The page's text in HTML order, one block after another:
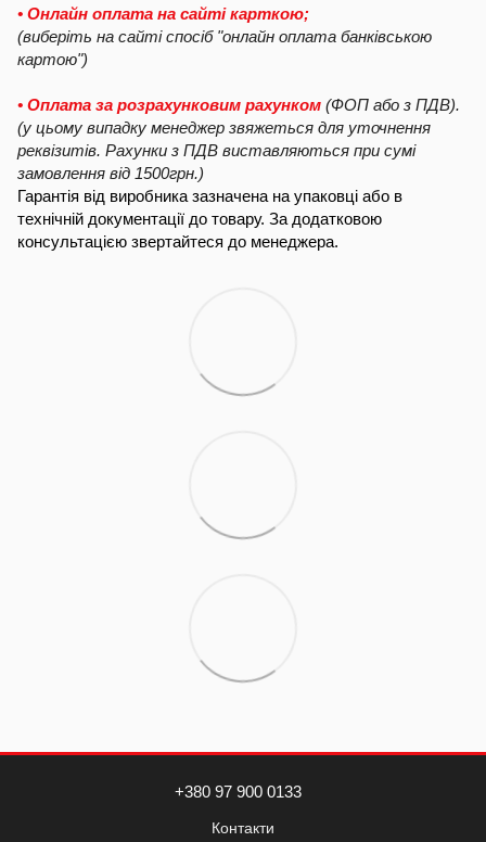
• Онлайн оплата на сайті карткою;
(виберіть на сайті спосіб "онлайн оплата банківською
картою")
• Оплата за розрахунковим рахунком (ФОП або з ПДВ).
(у цьому випадку менеджер звяжеться для уточнення
реквізитів. Рахунки з ПДВ виставляються при сумі
замовлення від 1500грн.)
Гарантія від виробника зазначена на упаковці або в
технічній документації до товару. За додатковою
консультацією звертайтеся до менеджера.
+380 97 900 0133
Контакти